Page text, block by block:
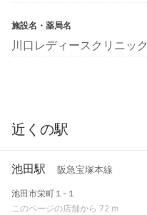
施設名・薬局名
川口レディースクリニック
近くの駅
池田駅 阪急宝塚本線
池田市栄町１-１
このページの店舗から 72 m